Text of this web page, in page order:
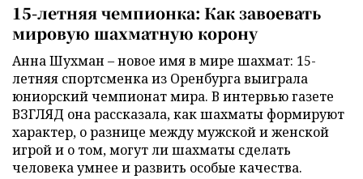
15-летняя чемпионка: Как завоевать
мировую шахматную корону
Анна Шухман – новое имя в мире шахмат: 15-
летняя спортсменка из Оренбурга выиграла
юниорский чемпионат мира. В интервью газете
ВЗГЛЯД она рассказала, как шахматы формируют
характер, о разнице между мужской и женской
игрой и о том, могут ли шахматы сделать
человека умнее и развить особые качества.